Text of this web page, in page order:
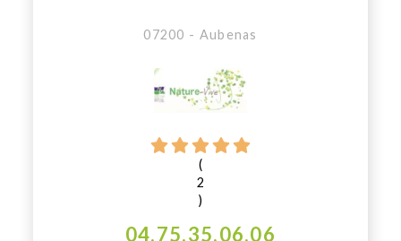
07200 - Aubenas
(
2
)
04.75.35.06.06